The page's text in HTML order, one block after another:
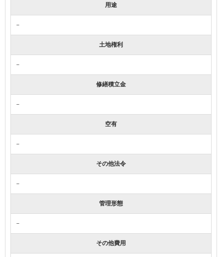
用途
－
土地権利
－
修繕積立金
－
空有
－
その他法令
－
管理形態
－
その他費用